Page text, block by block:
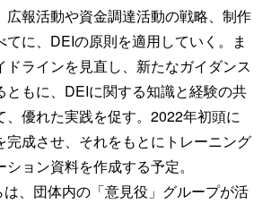
広報活動や資金調達活動の戦略、制作
てに、DEIの原則を適用していく。ま
ドラインを見直し、新たなガイダンス
ともに、DEIに関する知識と経験の共
、優れた実践を促す。2022年初頭に
完成させ、それをもとにトレーニング
ョン資料を作成する予定。
、団体内の「意見役」グループが活